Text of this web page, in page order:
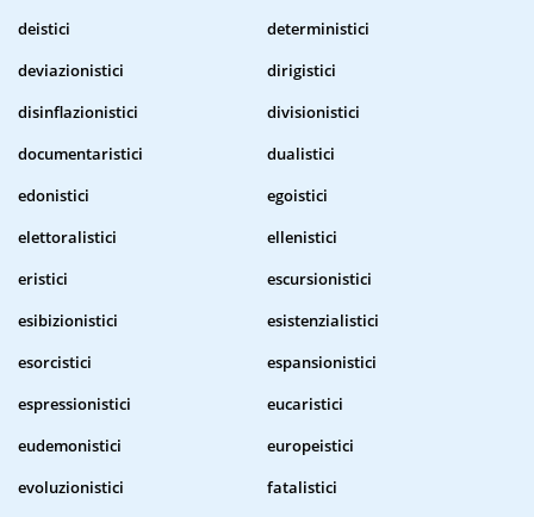
deistici
deterministici
deviazionistici
dirigistici
disinflazionistici
divisionistici
documentaristici
dualistici
edonistici
egoistici
elettoralistici
ellenistici
eristici
escursionistici
esibizionistici
esistenzialistici
esorcistici
espansionistici
espressionistici
eucaristici
eudemonistici
europeistici
evoluzionistici
fatalistici